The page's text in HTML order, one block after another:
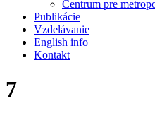
Centrum pre
Publikácie
Vzdelávanie
English info
Kontakt
7